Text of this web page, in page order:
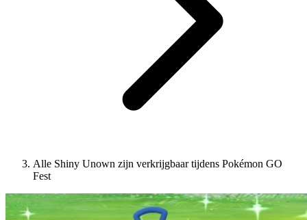
Alle Shiny Unown zijn verkrijgbaar tijdens Pokémon GO
Fest